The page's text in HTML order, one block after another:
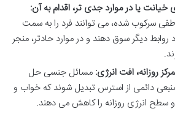
خیانت یا در موارد جدی تر، اقدام به آن:
سرکوب شده، می توانند فرد را به سمت
روابط دیگر سوق دهند و در موارد حادتر، منجر
روزانه، افت انرژی:مسائل جنسی حل
دائمی از استرس تبدیل شوند که خواب و
و سطح انرژی روزانه را کاهش می دهند.